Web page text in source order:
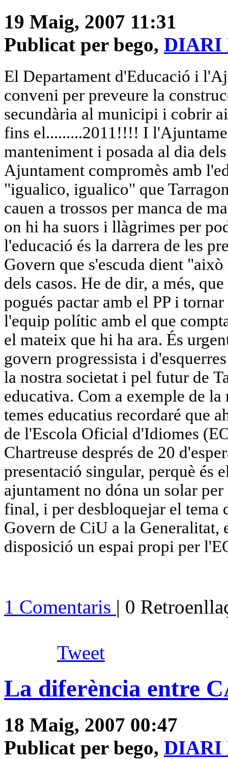
19 Maig, 2007 11:31
Publicat per bego, DIARI
El Departament d'Educació i
conveni per preveure la
secundària al municipi i cobrir
fins el.........2011!!!! I
manteniment i posada al dia
Ajuntament compromès amb
"igualico, igualico" que
cauen a trossos per manca de
on hi ha suors i llàgrimes per
l'educació és la darrera de les
Govern que s'escuda dient
dels casos. He de dir, a més,
pogués pactar amb el PP i
l'equip polític amb el que
el mateix que hi ha ara. És
govern progressista i
la nostra societat i pel futur de
educativa. Com a exemple de
temes educatius recordaré que
de l'Escola Oficial d'Idiomes
Chartreuse després de 20
presentació singular, perquè és
ajuntament no dóna un solar
final, i per desbloquejar el tema
Govern de CiU a la Generalitat,
disposició un espai propi per
1 Comentaris | 0
Tweet
La diferència entre
18 Maig, 2007 00:47
Publicat per bego, DIARI